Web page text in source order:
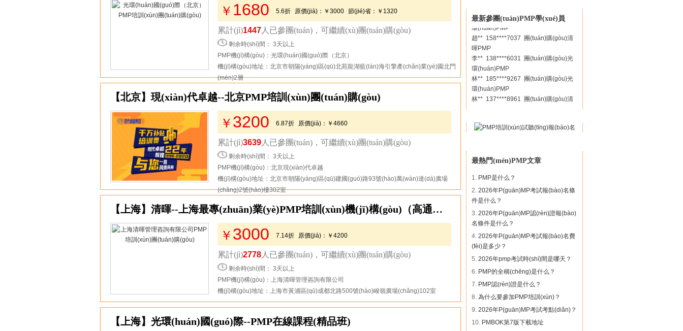
￥ 1680 5.6折 原價(jià)： ￥3000 節(jié)省： ￥1320
累計(jì)1447 人已參團(tuán)，可繼續(xù)團(tuán)購(gòu)
剩余時(shí)間： 3天以上
PMP機(jī)構(gòu)：光環(huán)國(guó)際（北京）
機(jī)構(gòu)地址：北京市朝陽(yáng)區(qū)北苑龍湖藍(lán)海引擎產(chǎn)業(yè)園北門
(mén)2層
3
【北京】現(xiàn)代卓越--北京PMP培訓(xùn)團(tuán)購(gòu)
￥ 3200 6.87折 原價(jià)： ￥4660
節(jié)省：￥1460
累計(jì)3639 人已參團(tuán)，可繼續(xù)團(tuán)購(gòu)
剩余時(shí)間： 3天以上
PMP機(jī)構(gòu)：北京現(xiàn)代卓越
機(jī)構(gòu)地址：北京市朝陽(yáng)區(qū)建國(guó)路93號(hào)萬(wàn)達(dá)廣場
(chǎng)2號(hào)樓302室
4
【上海】清暉--上海最專(zhuān)業(yè)PMP培訓(xùn)機(jī)構(gòu)（高通過(guò)率）
￥ 3000 7.14折 原價(jià)： ￥4200
節(jié)省：￥1200
累計(jì)2778 人已參團(tuán)，可繼續(xù)團(tuán)購(gòu)
剩余時(shí)間： 3天以上
PMP機(jī)構(gòu)：上海清暉管理咨詢有限公司
機(jī)構(gòu)地址：上海市黃浦區(qū)成都北路500號(hào)峻嶺廣場(chǎng)102室
5
【上海】光環(huán)國(guó)際--PMP在線課程(精品班)
最新參團(tuán)PMP學(xué)員
環(huán)PMP
趙** 158****7037 團(tuán)購(gòu)清
暉PMP
李** 138****6031 團(tuán)購(gòu)光
環(huán)PMP
林** 185****9267 團(tuán)購(gòu)光
環(huán)PMP
林** 137****8961 團(tuán)購(gòu)清
暉PMP
環(huán)PMP
閆** 136****0923 團(tuán)購(gòu)時
龍PMP
劉** 137****5218 團(tuán)購(gòu)卓
駱** 181****2584 團(tuán)購(gòu)光
環(huán)PMP
沈** 158****2587 團(tuán)購(gòu)光
環(huán)PMP
張** 156****3269 團(tuán)購(gòu)卓
越PMP
胡** 186****3697 團(tuán)購(gòu)華
何** 139****2358 團(tuán)購(gòu)欣
旋PMP
曲** 186****0121 團(tuán)購(gòu)光
環(huán)PMP
越PMP
最熱門(mén)PMP文章
1. PMP是什么？
2. 2026年P(guān)MP考試報(bào)名條
件是什么？
3. 2026年P(guān)MP認(rèn)證報(bào)
名條件是什么？
4. 2026年P(guān)MP考試報(bào)名費
(fèi)是多少？
5. 2026年pmp考試時(shí)間是哪天？
6. PMP的全稱(chēng)是什么？
7. PMP認(rèn)證是什么？
8. 為什么要參加PMP培訓(xùn)？
9. 2026年P(guān)MP考試考點(diǎn)？
10. PMBOK第7版下載地址